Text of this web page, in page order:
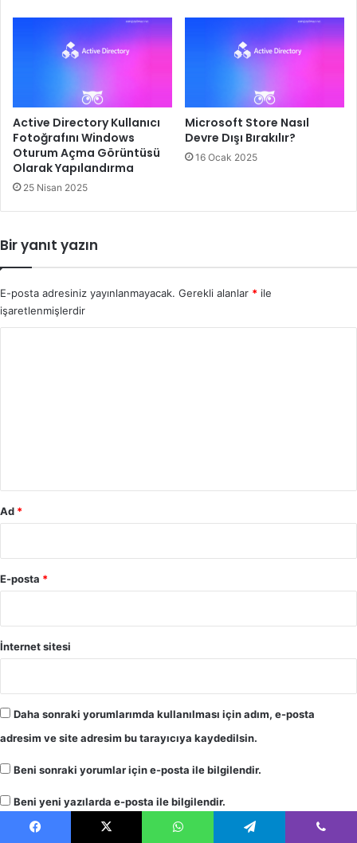
Active Directory Kullanıcı
Fotoğrafını Windows
Oturum Açma Görüntüsü
Olarak Yapılandırma
25 Nisan 2025
Microsoft Store Nasıl
Devre Dışı Bırakılır?
16 Ocak 2025
Bir yanıt yazın
E-posta adresiniz yayınlanmayacak. Gerekli alanlar * ile
işaretlenmişlerdir
Ad *
E-posta *
İnternet sitesi
Daha sonraki yorumlarımda kullanılması için adım, e-posta
adresim ve site adresim bu tarayıcıya kaydedilsin.
Beni sonraki yorumlar için e-posta ile bilgilendir.
Beni yeni yazılarda e-posta ile bilgilendir.